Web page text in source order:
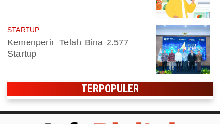
STARTUP
Kemenperin Telah Bina 2.577
Startup
TERPOPULER